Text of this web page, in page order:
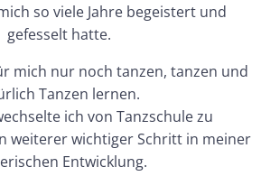
so viele Jahre begeistert und
gefesselt hatte.
mich nur noch tanzen, tanzen und
Tanzen lernen.
ich von Tanzschule zu
weiterer wichtiger Schritt in meiner
Entwicklung.